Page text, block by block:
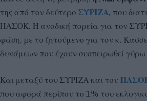
της από τον δεύτερο ΣΥΡΙΖΑ, που
ΠΑΣΟΚ. Η ανοδική πορεία για τον
φάση, με το ζητούμενο για τον κ.
δυνάμεων που έχουν συσπειρωθεί
Και μεταξύ του ΣΥΡΙΖΑ και του
που αφορά περίπου το 1% του